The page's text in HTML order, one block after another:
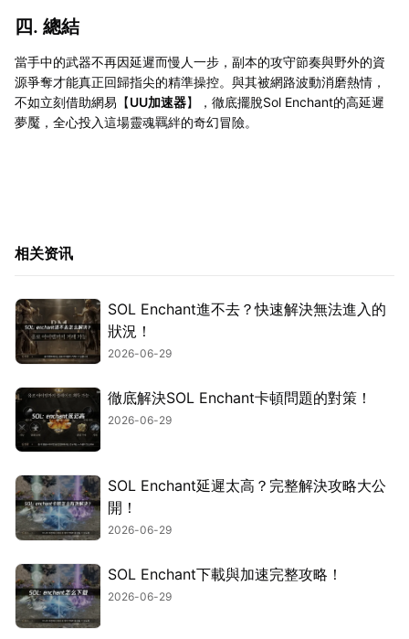
四. 總結
當手中的武器不再因延遲而慢人一步，副本的攻守節奏與野外的資
源爭奪才能真正回歸指尖的精準操控。與其被網路波動消磨熱情，
不如立刻借助網易【UU加速器】，徹底擺脫Sol Enchant的高延遲
夢魘，全心投入這場靈魂羈絆的奇幻冒險。
相关资讯
SOL Enchant進不去？快速解決無法進入的
狀況！
2026-06-29
徹底解決SOL Enchant卡頓問題的對策！
2026-06-29
SOL Enchant延遲太高？完整解決攻略大公
開！
2026-06-29
SOL Enchant下載與加速完整攻略！
2026-06-29